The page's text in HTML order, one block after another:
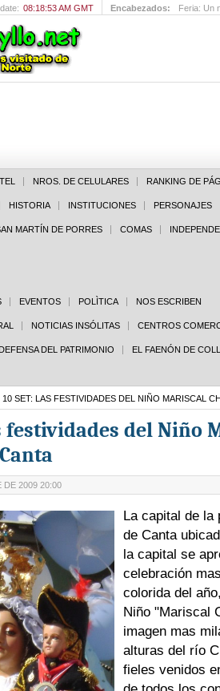
08:18:53 AM GMT Encabezados:
NROS. DE CELULARES RANKING DE
HISTORIA INSTITUCIONES PERSONAJES
MARTÍN DE PORRES COMAS
EVENTOS POLÌTICA NOS ESCRIBEN
NOTICIAS INSÓLITAS CENTROS
DEFENSA DEL PATRIMONIO EL FAENÓN DE
10 SET: LAS FESTIVIDADES DEL NIÑO MARISCAL
festividades del Niño
DE 2009 20:00
La capital de la
de Canta
la capital se
celebración
colorida del
Niño "Mariscal
imagen mas
alturas del río
fieles venidos